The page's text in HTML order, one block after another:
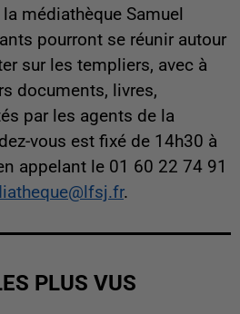
médiathèque Samuel
pourront se réunir autour
sur les templiers, avec à
documents, livres,
par les agents de la
vous est fixé de 14h30 à
appelant le 01 60 22 74 91
.
PLUS VUS